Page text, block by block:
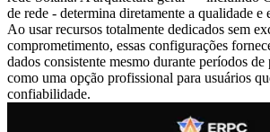
de rede - determina diretamente a qualidade
Ao usar recursos totalmente dedicados sem
comprometimento, essas configurações
dados consistente mesmo durante períodos
como uma opção profissional para usuários
confiabilidade.